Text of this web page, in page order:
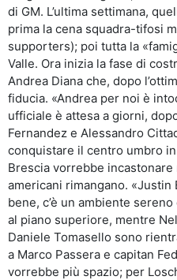
di GM. L’ultima settimana,
prima la cena squadra-tifosi
supporters); poi tutta la
Valle. Ora inizia la fase di
Andrea Diana che, dopo
fiducia. «Andrea per noi è
ufficiale è attesa a giorni,
Fernandez e Alessandro
conquistare il centro umbro
Brescia vorrebbe
americani rimangano.
bene, c’è un ambiente
al piano superiore, mentre
Daniele Tomasello sono
a Marco Passera e capitan
vorrebbe più spazio; per